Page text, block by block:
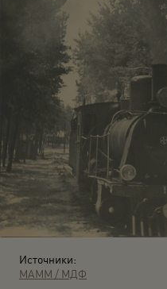
Источники:
МАММ / МДФ